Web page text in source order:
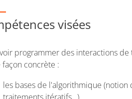
Web HTML – CSS), et en
de l'EC " Langages et Outils pour
des concepts et
visées
programmer des interactions
façon concrète :
les bases de l'algorithmique (notion